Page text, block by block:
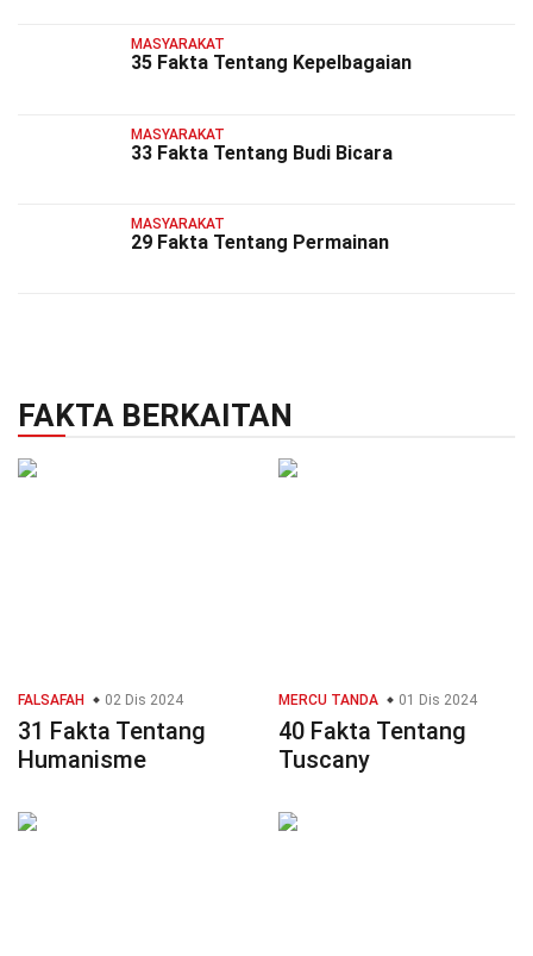
MASYARAKAT
35 Fakta Tentang Kepelbagaian
MASYARAKAT
33 Fakta Tentang Budi Bicara
MASYARAKAT
29 Fakta Tentang Permainan
FAKTA BERKAITAN
FALSAFAH 02 Dis 2024
31 Fakta Tentang
Humanisme
MERCU TANDA 01 Dis 2024
40 Fakta Tentang
Tuscany